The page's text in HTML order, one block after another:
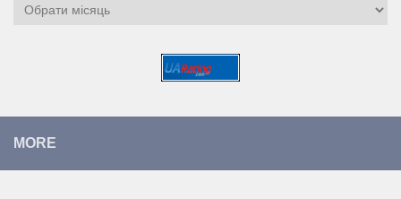
Архіви
MORE